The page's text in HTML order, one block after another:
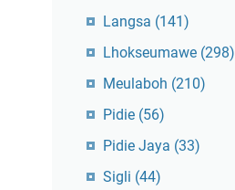
Langsa (141)
Lhokseumawe (298)
Meulaboh (210)
Pidie (56)
Pidie Jaya (33)
Sigli (44)